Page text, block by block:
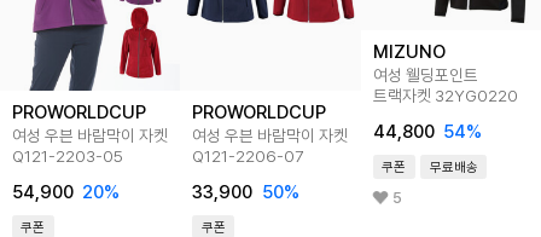
PROWORLDCUP
여성 우븐 바람막이 자켓
Q121-2203-05
54,900 20%
쿠폰
PROWORLDCUP
여성 우븐 바람막이 자켓
Q121-2206-07
33,900 50%
쿠폰
MIZUNO
여성 웰딩포인트
트랙자켓 32YG0220
44,800 54%
쿠폰 무료배송
5